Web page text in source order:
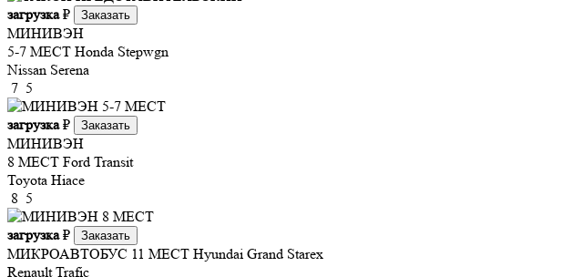
загрузка₽ Заказать
МИНИВЭН
5-7 МЕСТ Honda Stepwgn
Nissan Serena
7 5
загрузка₽ Заказать
МИНИВЭН
8 МЕСТ Ford Transit
Toyota Hiace
8 5
загрузка₽ Заказать
МИКРОАВТОБУС 11 МЕСТ Hyundai Grand Starex
Renault Trafic